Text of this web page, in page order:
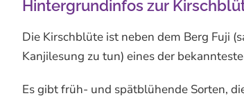
Hintergrundinfos zur
Die Kirschblüte ist neben dem Berg Fuji
Kanjilesung zu tun) eines der
Es gibt früh- und spätblühende Sorten,